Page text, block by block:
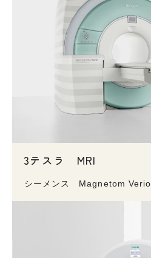
3テスラ MRI
シーメンス Magnetom Verio